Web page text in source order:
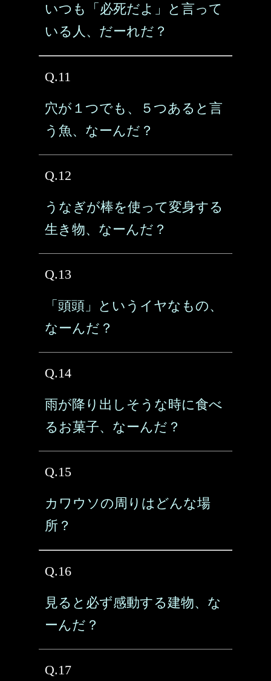
いつも「必死だよ」と言って
いる人、だーれだ？
Q.11
穴が１つでも、５つあると言
う魚、なーんだ？
Q.12
うなぎが棒を使って変身する
生き物、なーんだ？
Q.13
「頭頭」というイヤなもの、
なーんだ？
Q.14
雨が降り出しそうな時に食べ
るお菓子、なーんだ？
Q.15
カワウソの周りはどんな場
所？
Q.16
見ると必ず感動する建物、な
ーんだ？
Q.17